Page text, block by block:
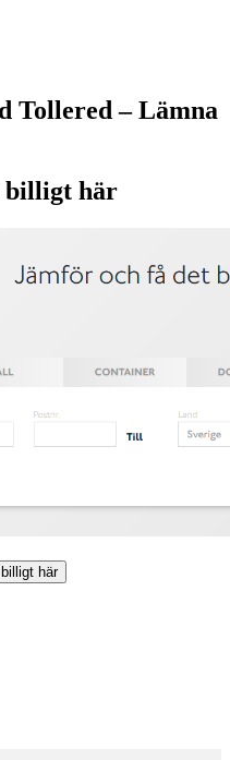
Tollered – Lämna
billigt här
här